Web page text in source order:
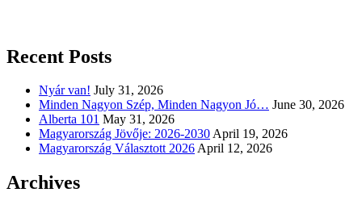
Recent Posts
Nyár van! July 31, 2026
Minden Nagyon Szép, Minden Nagyon Jó… June 30, 2026
Alberta 101 May 31, 2026
Magyarország Jövője: 2026-2030April 19, 2026
Magyarország Választott 2026April 12, 2026
Archives